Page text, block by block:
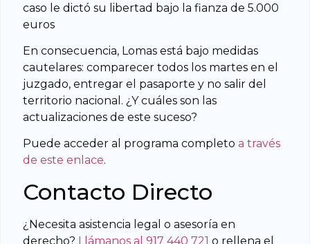
caso le dictó su libertad bajo la fianza de 5.000
euros
En consecuencia, Lomas está bajo medidas
cautelares: comparecer todos los martes en el
juzgado, entregar el pasaporte y no salir del
territorio nacional. ¿Y cuáles son las
actualizaciones de este suceso?
Puede acceder al programa completo a través
de este enlace.
Contacto Directo
¿Necesita asistencia legal o asesoría en
derecho? Llámanos al 917 440 721 o rellena el